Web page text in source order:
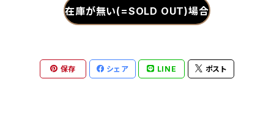
在庫が無い(=SOLD OUT)場合
保存 シェア LINE ポスト